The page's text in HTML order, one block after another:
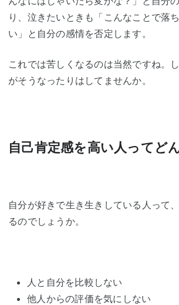
り、泣きたいときも「こんなことで落
い」と自分の感情を否定します。
これでは苦しくなるのは当然ですね。
がそうなったりはしてませんか。
自己肯定感を高い人ってど
自分が好きで生き生きしている人って
るのでしょうか。
人と自分を比較しない
他人からの評価を気にしない